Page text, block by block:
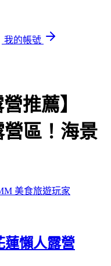
我的帳號
推薦】
區！海景
美食旅遊玩家
蓮懶人露營